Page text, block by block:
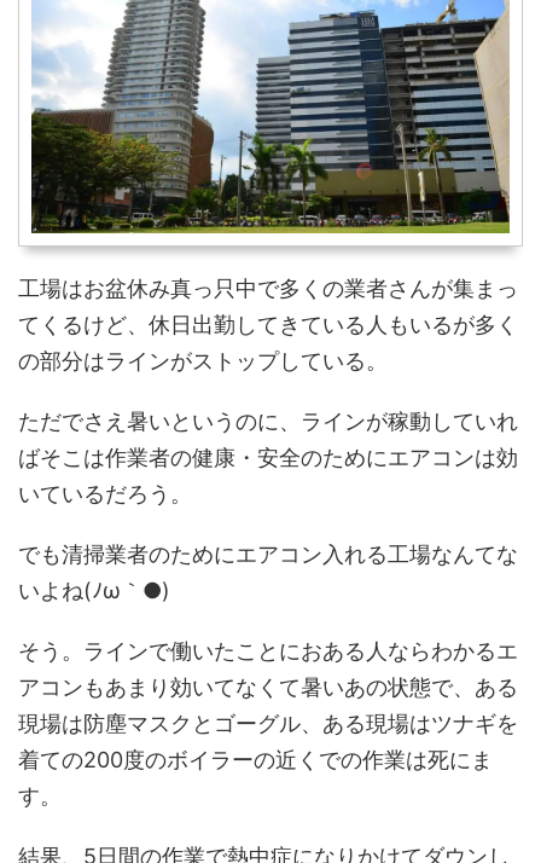
工場はお盆休み真っ只中で多くの業者さんが集まっ
てくるけど、休日出勤してきている人もいるが多く
の部分はラインがストップしている。
ただでさえ暑いというのに、ラインが稼動していれ
ばそこは作業者の健康・安全のためにエアコンは効
いているだろう。
でも清掃業者のためにエアコン入れる工場なんてな
いよね(ﾉω｀●)
そう。ラインで働いたことにおある人ならわかるエ
アコンもあまり効いてなくて暑いあの状態で、ある
現場は防塵マスクとゴーグル、ある現場はツナギを
着ての200度のボイラーの近くでの作業は死にま
す。
結果、5日間の作業で熱中症になりかけてダウンし